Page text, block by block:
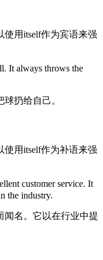
用itself作为宾语来强
It always throws the
扔给自己。
用itself作为补语来强
customer service. It
the industry.
闻名。它以在行业中提